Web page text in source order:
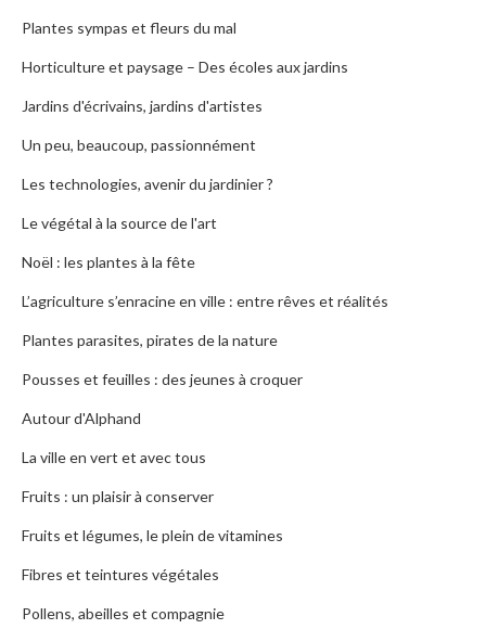
Plantes sympas et fleurs du mal
Horticulture et paysage – Des écoles aux jardins
Jardins d'écrivains, jardins d'artistes
Un peu, beaucoup, passionnément
Les technologies, avenir du jardinier ?
Le végétal à la source de l'art
Noël : les plantes à la fête
L’agriculture s’enracine en ville : entre rêves et réalités
Plantes parasites, pirates de la nature
Pousses et feuilles : des jeunes à croquer
Autour d'Alphand
La ville en vert et avec tous
Fruits : un plaisir à conserver
Fruits et légumes, le plein de vitamines
Fibres et teintures végétales
Pollens, abeilles et compagnie